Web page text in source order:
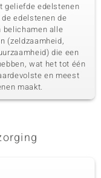
geliefde edelstenen
de edelstenen de
belichamen alle
(zeldzaamheid,
die een
wat het tot één
en meest
maakt.